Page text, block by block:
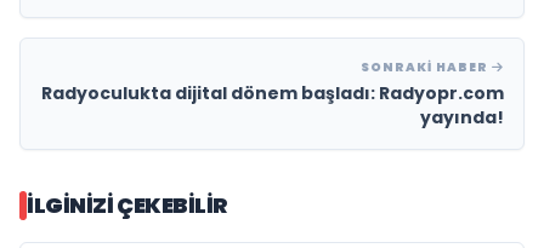
SONRAKI HABER
Radyoculukta dijital dönem başladı: Radyopr.com
yayında!
İLGINIZI ÇEKEBILIR